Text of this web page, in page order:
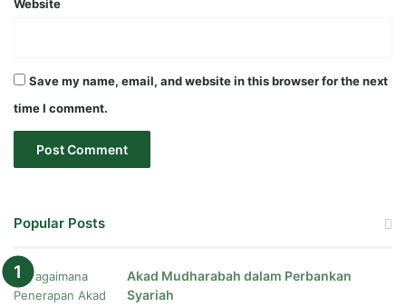
Website
Save my name, email, and website in this browser for the next
time I comment.
Popular Posts
Akad Mudharabah dalam Perbankan
Syariah